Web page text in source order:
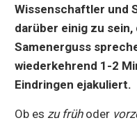
Wissenschaftler und
darüber einig zu sein,
Samenerguss
wiederkehrend 1-2
Eindringen ejakuliert.
Ob es zu frühoder